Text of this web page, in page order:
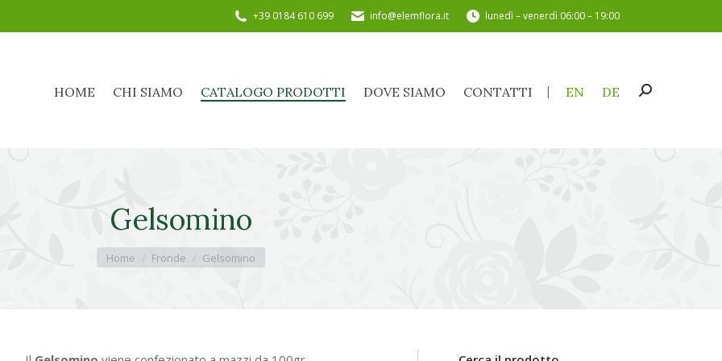
+39 0184 610 699 info@elemflora.it lunedì – venerdì 06:00 – 19:00
HOME CHI SIAMO CATALOGO PRODOTTI DOVE SIAMO CONTATTI EN DE Cerca:
Gelsomino
Tu sei qui:
Home Fronde Gelsomino
HOME CHI SIAMO CATALOGO PRODOTTI DOVE SIAMO CONTATTI EN DE